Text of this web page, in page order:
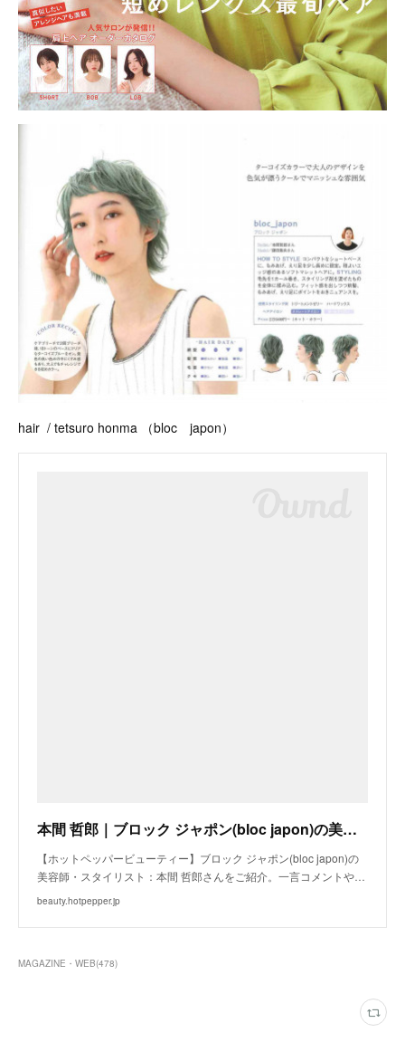
hair / tetsuro honma （bloc japon）
本間 哲郎｜ブロック ジャポン(bloc japon)の美容師・スタイリスト｜ホットペッパービューティー
【ホットペッパービューティー】ブロック ジャポン(bloc japon)の
美容師・スタイリスト：本間 哲郎さんをご紹介。一言コメントや…
beauty.hotpepper.jp
MAGAZINE・WEB(478)